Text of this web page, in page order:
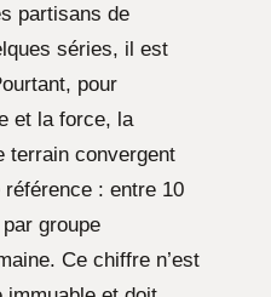
partisans de
séries, il est
pour
et la force, la
terrain convergent
: entre 10
groupe
Ce chiffre n’est